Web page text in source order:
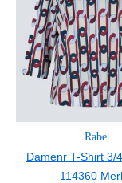
Rabe
Damenr T-Shirt 3/
114360